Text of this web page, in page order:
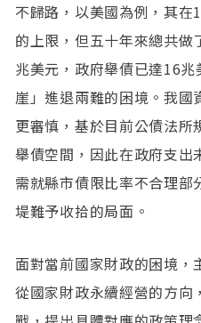
不歸路，以美國為例，其
的上限，但五十年來總共
兆美元，政府舉債已達16
崖」進退兩難的困境。我
更審慎，基於目前公債法所
舉債空間，因此在政府支出
需就縣市債限比率不合理部
堤難予收拾的局面。
面對當前國家財政的困境，
從國家財政永續經營的方向